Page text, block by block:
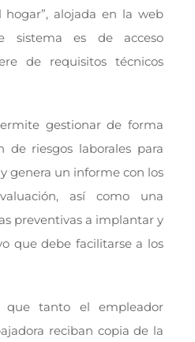
alojada en la web
sistema es de acceso
de requisitos técnicos
gestionar de forma
de riesgos laborales para
genera un informe con los
así como una
preventivas a implantar y
que debe facilitarse a los
que tanto el empleador
reciban copia de la